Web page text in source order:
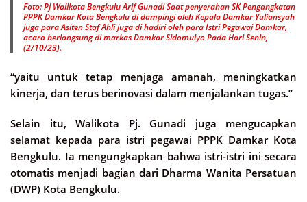
Foto: Pj Walikota Bengkulu Arif Gunadi Saat penyerahan SK Pengangkatan
PPPK Damkar Kota Bengkulu di dampingi oleh Kepala Damkar Yuliansyah
juga para Asiten Staf Ahli juga di hadiri oleh para Istri Pegawai Damkar,
acara berlangsung di markas Damkar Sidomulyo Pada Hari Senin,
(2/10/23).
“yaitu untuk tetap menjaga amanah, meningkatkan
kinerja, dan terus berinovasi dalam menjalankan tugas.”
Selain itu, Walikota Pj. Gunadi juga mengucapkan
selamat kepada para istri pegawai PPPK Damkar Kota
Bengkulu. Ia mengungkapkan bahwa istri-istri ini secara
otomatis menjadi bagian dari Dharma Wanita Persatuan
(DWP) Kota Bengkulu.